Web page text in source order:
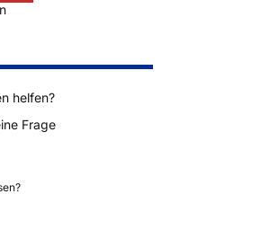
helfen?
Frage